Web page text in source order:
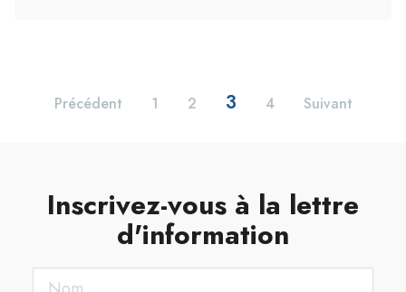
Précédent 1 2 3 4 Suivant
Inscrivez-vous à la lettre
d'information